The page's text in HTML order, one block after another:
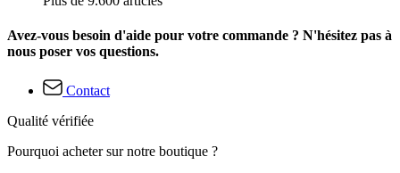
Avez-vous besoin d'aide pour votre commande ? N'hésitez pas à
nous poser vos questions.
Contact
Qualité vérifiée
Pourquoi acheter sur notre boutique ?